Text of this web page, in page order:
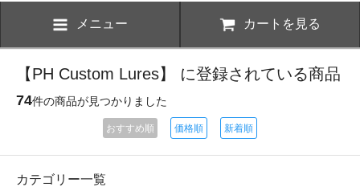
メニュー カートを見る
【PH Custom Lures】 に登録されている商品
74件の商品が見つかりました
おすすめ順 価格順 新着順
カテゴリー一覧